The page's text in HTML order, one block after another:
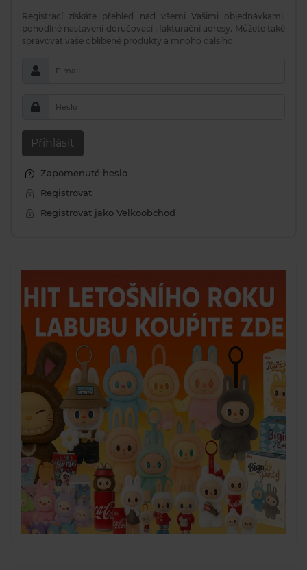
Registrací získáte přehled nad všemi Vašimi objednávkami,
pohodlné nastavení doručovací i fakturační adresy. Můžete také
spravovat vaše oblíbené produkty a mnoho dalšího.
E-mail
Heslo
Přihlásit
Zapomenuté heslo
Registrovat
Registrovat jako Velkoobchod